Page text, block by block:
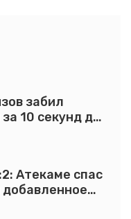
забил
10 секунд до
Вегас 3-
Атекаме спас